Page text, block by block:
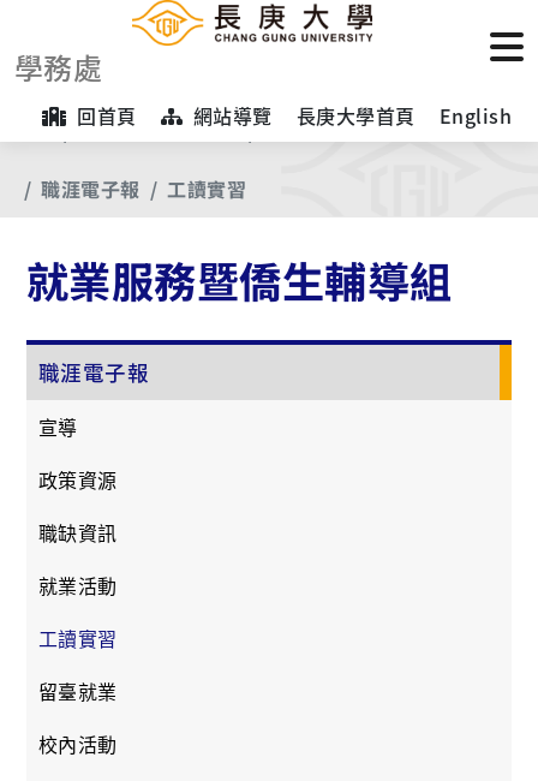
學務處
回首頁 網站導覽 長庚大學首頁 English
首頁 【業務項目專區】
就業服務暨僑生輔導組
職涯電子報
工讀實習
就業服務暨僑生輔導組
職涯電子報
宣導
政策資源
職缺資訊
就業活動
工讀實習
留臺就業
校內活動